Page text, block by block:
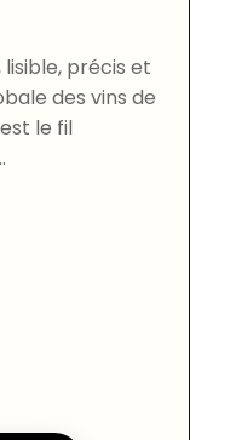
précis et
des vins de
le fil